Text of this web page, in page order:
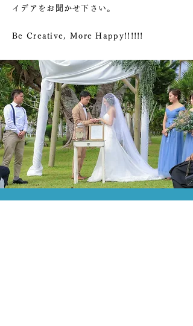
イデアをお聞かせ下さい。
Be Creative, More Happy!!!!!!